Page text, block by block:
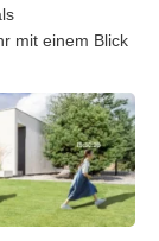
mit einem Blick